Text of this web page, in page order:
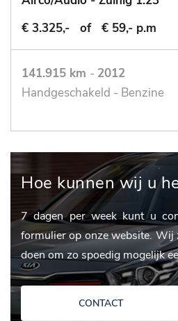
€ 3.325,-
of € 59,- p.m
141.915 km - 2012
Handgeschakeld - Benzine
Hoe kunnen wij u
7 dagen per week kunt u
formulier op onze website. Wij
doen om zo spoedig mogelijk
CONTACT